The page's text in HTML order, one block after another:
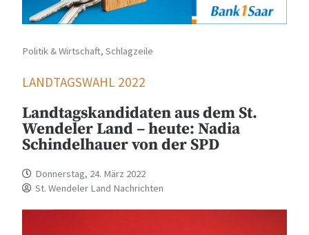
Politik & Wirtschaft,Schlagzeile
LANDTAGSWAHL 2022
Landtagskandidaten aus dem St.
Wendeler Land – heute: Nadia
Schindelhauer von der SPD
Donnerstag, 24. März 2022
St. Wendeler Land Nachrichten